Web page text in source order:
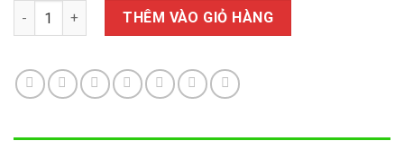
Xe Chòi Chân Hình Tên Lửa số lượng
THÊM VÀO GIỎ HÀNG